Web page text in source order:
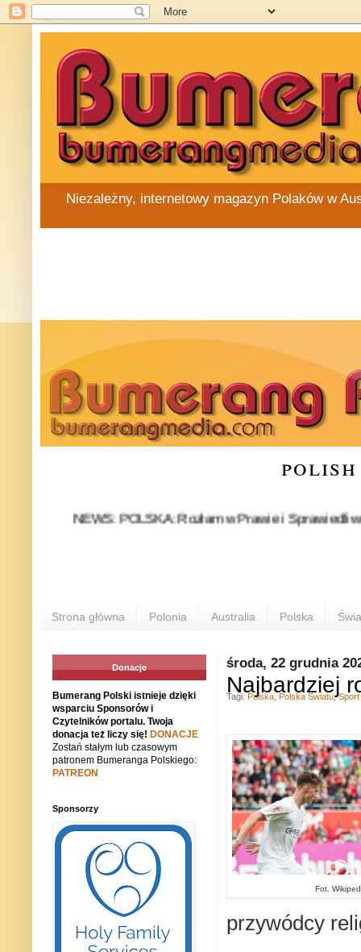
Niezależny, internetowy magazyn Polaków w
NEWS: POLSKA: Rozłam w Prawie i Sprawiedliwości
Strona główna Polonia Australia Polska
środa, 22 grudnia
Najbardziej
Fot.
przywódcy
Tagi: Polska Polska Światu,Sport
Donacje
Bumerang Polski istnieje dzięki
wsparciu Sponsorów i
Czytelników portalu. Twoja
donacja też liczy się! DONACJE
Zostań stałym lub czasowym
patronem Bumeranga Polskiego:
PATREON
Sponsorzy